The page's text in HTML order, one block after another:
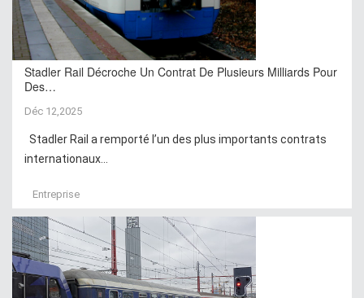
Stadler Rail Décroche Un Contrat De Plusieurs Milliards Pour
Des…
Déc 12,2025
Stadler Rail a remporté l’un des plus importants contrats
internationaux...
Entreprise